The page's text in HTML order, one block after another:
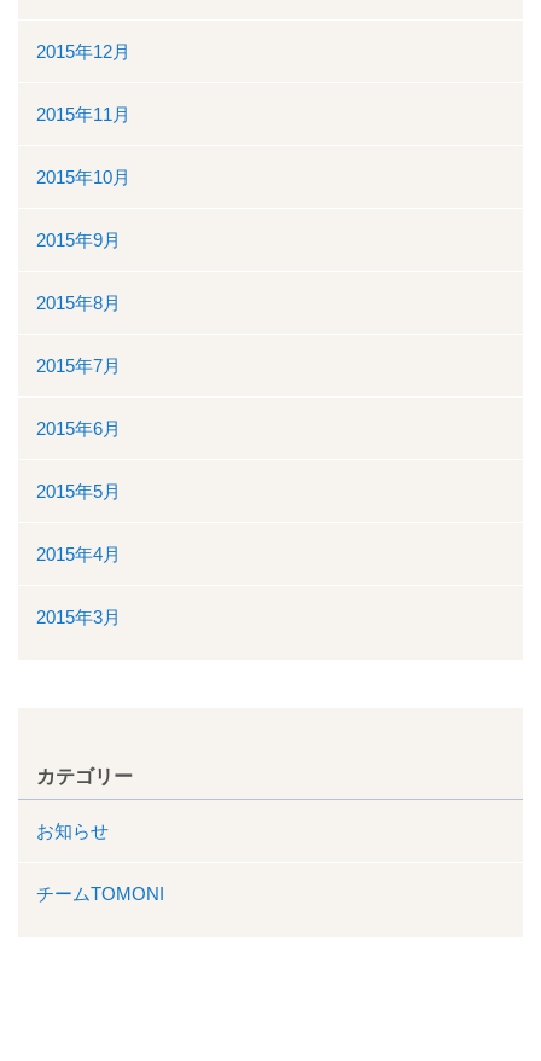
2015年12月
2015年11月
2015年10月
2015年9月
2015年8月
2015年7月
2015年6月
2015年5月
2015年4月
2015年3月
カテゴリー
お知らせ
チームTOMONI